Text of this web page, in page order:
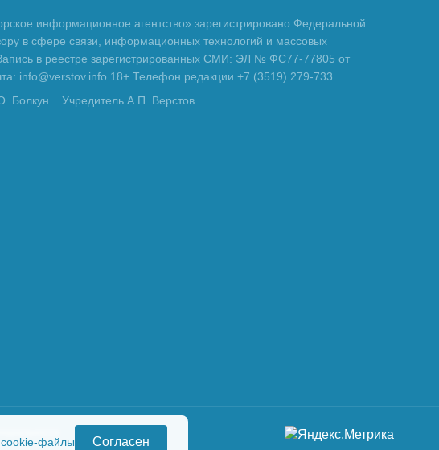
информационное агентство» зарегистрировано Федеральной
в сфере связи, информационных технологий и массовых
в реестре зарегистрированных СМИ: ЭЛ № ФС77-77805 от
info@verstov.info 18+ Телефон редакции +7 (3519) 279-733
Болкун
Учредитель А.П. Верстов
cookie-файлы Согласен